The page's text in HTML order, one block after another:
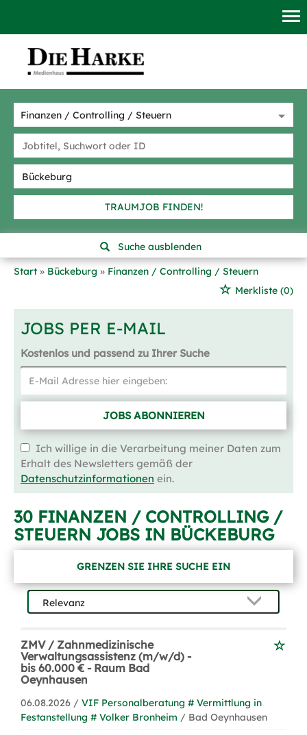
TRAUMJOB FINDEN!
Suche ausblenden
Start
Bückeburg
Finanzen / Controlling / Steuern
Merkliste (0)
JOBS PER E-MAIL
Kostenlos und passend zu Ihrer Suche
JOBS ABONNIEREN
Ich willige in die Verarbeitung meiner Daten zum
Erhalt des Newsletters gemäß der
Datenschutzinformationen ein.
30 FINANZEN / CONTROLLING /
STEUERN JOBS IN BÜCKEBURG
GRENZEN SIE IHRE SUCHE EIN
ZMV / Zahnmedizinische
Verwaltungsassistenz (m/w/d) -
bis 60.000 € - Raum Bad
Oeynhausen
06.08.2026 / VIF Personalberatung # Vermittlung in
Festanstellung # Volker Bronheim / Bad Oeynhausen